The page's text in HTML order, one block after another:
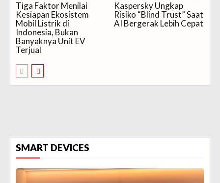
Tiga Faktor Menilai
Kesiapan Ekosistem
Mobil Listrik di
Indonesia, Bukan
Banyaknya Unit EV
Terjual
Kaspersky Ungkap
Risiko “Blind Trust” Saat
AI Bergerak Lebih Cepat
SMART DEVICES